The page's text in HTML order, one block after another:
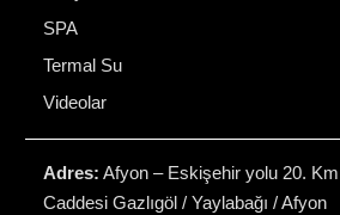
SPA
Termal Su
Videolar
Adres: Afyon – Eskişehir yolu 20.
Caddesi Gazlıgöl / Yaylabağı / Afyon